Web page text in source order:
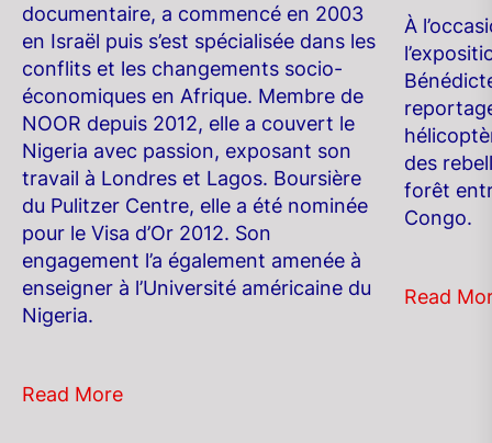
documentaire, a commencé en 2003
en Israël puis s’est spécialisée dans les
conflits et les changements socio-
économiques en Afrique. Membre de
NOOR depuis 2012, elle a couvert le
Nigeria avec passion, exposant son
travail à Londres et Lagos. Boursière
du Pulitzer Centre, elle a été nominée
pour le Visa d’Or 2012. Son
engagement l’a également amenée à
enseigner à l’Université américaine du
Nigeria.
Read More
À
des
forêt
Congo.
Read